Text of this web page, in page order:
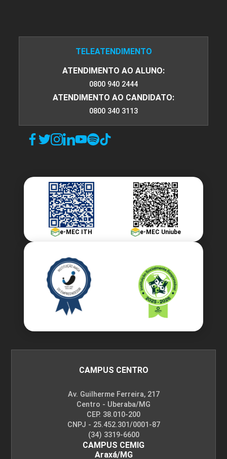
TELEATENDIMENTO
ATENDIMENTO AO ALUNO:
0800 940 2444
ATENDIMENTO AO CANDIDATO:
0800 340 3113
e-MEC ITH e-MEC Uniube
CAMPUS CENTRO
Av. Guilherme Ferreira, 217
Centro - Uberaba/MG
CEP. 38.010-200
CNPJ - 25.452.301/0001-87
(34) 3319-6600
CAMPUS CEMIG
Araxá/MG